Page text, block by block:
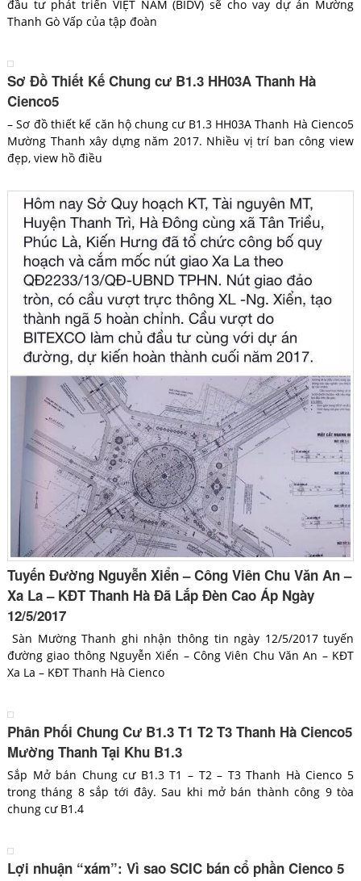
đầu tư phát triển VIỆT NAM (BIDV) sẽ cho vay dự án Mường
Thanh Gò Vấp của tập đoàn
Sơ Đồ Thiết Kế Chung cư B1.3 HH03A Thanh Hà
Cienco5
– Sơ đồ thiết kế căn hộ chung cư B1.3 HH03A Thanh Hà Cienco5
Mường Thanh xây dựng năm 2017. Nhiều vị trí ban công view
đẹp, view hồ điều
Tuyến Đường Nguyễn Xiển – Công Viên Chu Văn An –
Xa La – KĐT Thanh Hà Đã Lắp Đèn Cao Áp Ngày
12/5/2017
Sàn Mường Thanh ghi nhận thông tin ngày 12/5/2017 tuyến
đường giao thông Nguyễn Xiển – Công Viên Chu Văn An – KĐT
Xa La – KĐT Thanh Hà Cienco
Phân Phối Chung Cư B1.3 T1 T2 T3 Thanh Hà Cienco5
Mường Thanh Tại Khu B1.3
Sắp Mở bán Chung cư B1.3 T1 – T2 – T3 Thanh Hà Cienco 5
trong tháng 8 sắp tới đây. Sau khi mở bán thành công 9 tòa
chung cư B1.4
Lợi nhuận “xám”: Vì sao SCIC bán cổ phần Cienco 5